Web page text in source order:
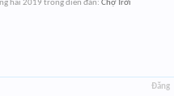
hai 2019 trong diễn đàn: Chợ Trời
Đăng